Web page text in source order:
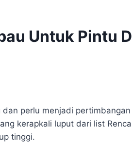
Untuk Pintu
dan perlu menjadi
kerapkali luput dari list
tinggi.